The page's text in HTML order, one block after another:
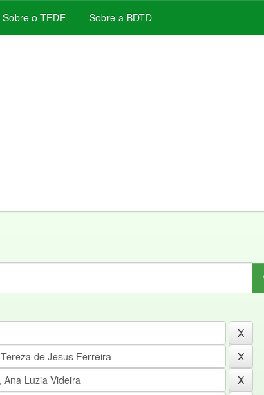
Sobre o TEDE Sobre a BDTD